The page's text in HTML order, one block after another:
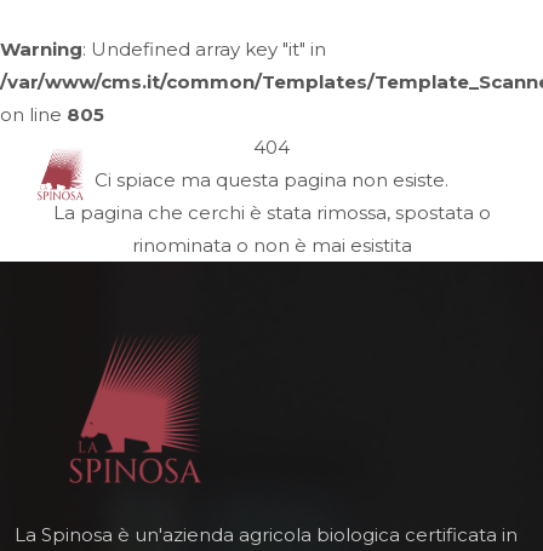
Warning: Undefined array key "it" in
/var/www/cms.it/common/Templates/
on line 805
404
Ci spiace ma questa pagina non esiste.
La pagina che cerchi è stata rimossa, spostata o
rinominata o non è mai esistita
La Spinosa è un'azienda agricola biologica certificata in